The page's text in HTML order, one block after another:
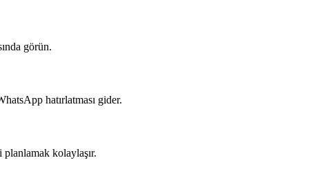
görün.
hatırlatması gider.
kolaylaşır.